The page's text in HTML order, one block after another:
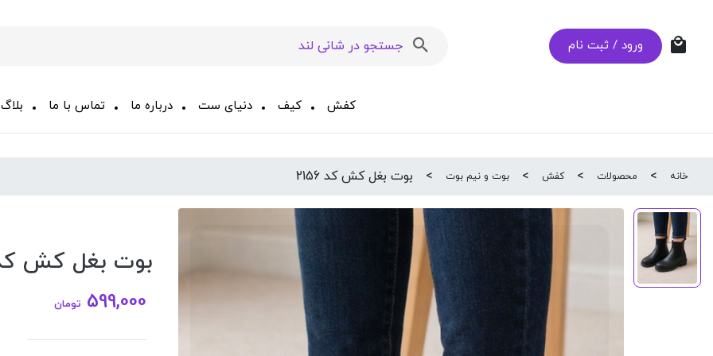
ورود / ثبت نام
کفش کیف دنیای ست درباره ما تماس با ما بلاگ
خانه > محصولات > کفش > بوت و نیم بوت > بوت بغل کش کد 2156
بوت بغل کش کد
599,000 تومان